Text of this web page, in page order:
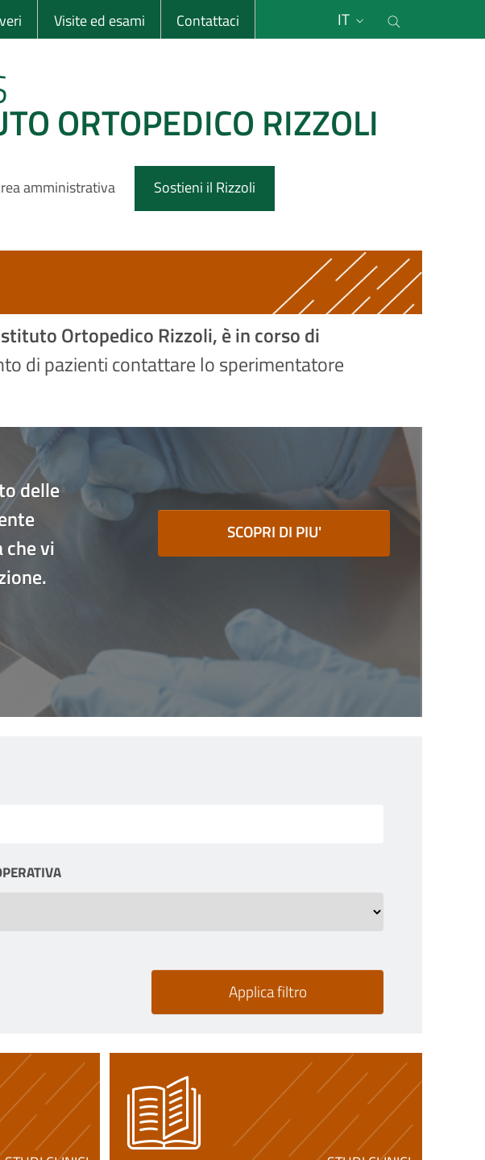
Visite ed esami Contattaci IT
ORTOPEDICO RIZZOLI
amministrativa Sostieni il Rizzoli
Ortopedico Rizzoli, è in corso di
di pazienti contattare lo sperimentatore
delle
vi
SCOPRI DI PIU'